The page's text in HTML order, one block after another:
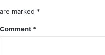
ले
बा
रि
के
are marked *
Comment *